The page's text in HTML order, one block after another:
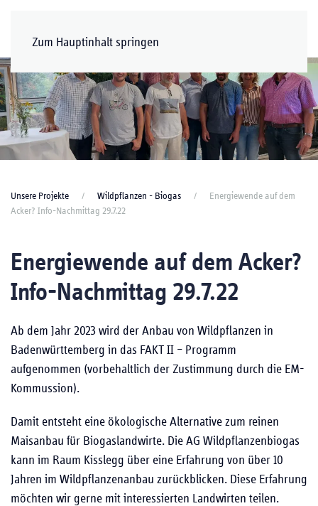
Zum Hauptinhalt springen
Unsere Projekte Wildpflanzen - Biogas
Energiewende auf dem
Acker? Info-Nachmittag 29.7.22
Energiewende auf dem Acker?
Info-Nachmittag 29.7.22
Ab dem Jahr 2023 wird der Anbau von Wildpflanzen in
Badenwürttemberg in das FAKT II – Programm
aufgenommen (vorbehaltlich der Zustimmung durch die EM-
Kommussion).
Damit entsteht eine ökologische Alternative zum reinen
Maisanbau für Biogaslandwirte. Die AG Wildpflanzenbiogas
kann im Raum Kisslegg über eine Erfahrung von über 10
Jahren im Wildpflanzenanbau zurückblicken. Diese Erfahrung
möchten wir gerne mit interessierten Landwirten teilen.